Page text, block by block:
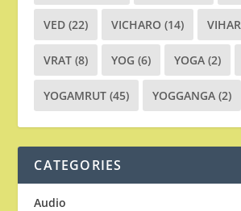
VED (22) VICHARO (14) VIHAR
VRAT (8) YOG (6) YOGA (2)
YOGAMRUT (45) YOGGANGA (2)
CATEGORIES
Audio